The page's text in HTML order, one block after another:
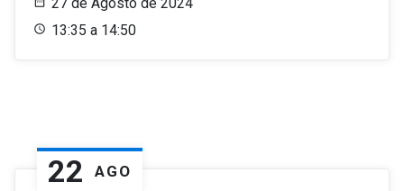
13:35 a 14:50
22 AGO